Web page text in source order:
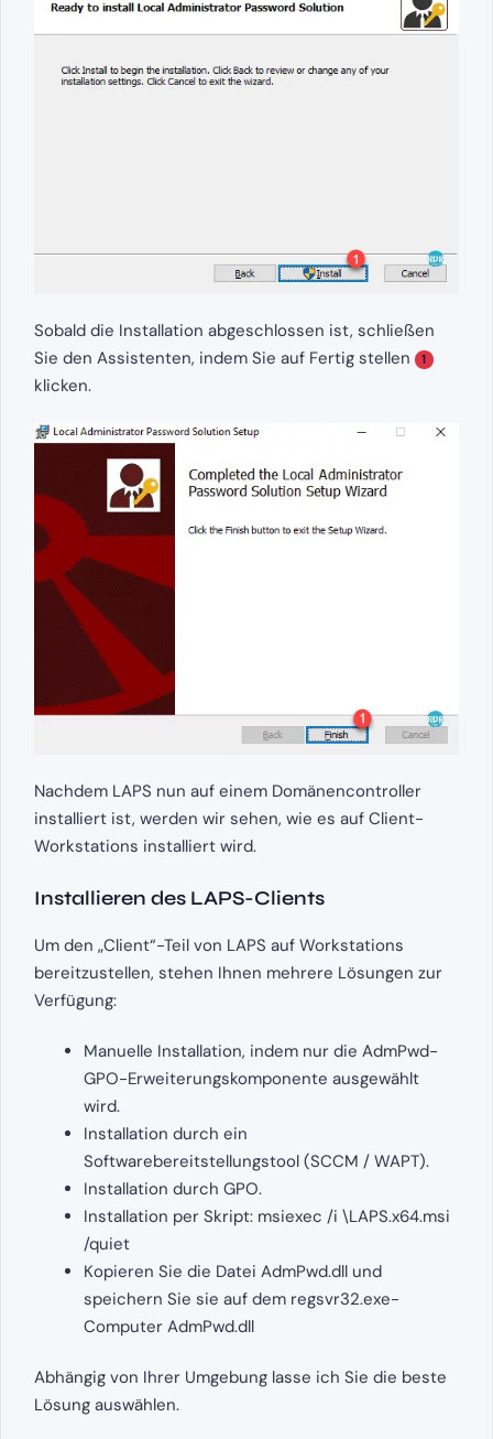
Sobald die Installation abgeschlossen ist, schließen
Sie den Assistenten, indem Sie auf Fertig stellen
1
klicken.
Nachdem LAPS nun auf einem Domänencontroller
installiert ist, werden wir sehen, wie es auf Client-
Workstations installiert wird.
Installieren des LAPS-Clients
Um den „Client“-Teil von LAPS auf Workstations
bereitzustellen, stehen Ihnen mehrere Lösungen zur
Verfügung:
Manuelle Installation, indem nur die AdmPwd-
GPO-Erweiterungskomponente ausgewählt
wird.
Installation durch ein
Softwarebereitstellungstool (SCCM / WAPT).
Installation durch GPO.
Installation per Skript: msiexec /i \LAPS.x64.msi
/quiet
Kopieren Sie die Datei AdmPwd.dll und
speichern Sie sie auf dem regsvr32.exe-
Computer AdmPwd.dll
Abhängig von Ihrer Umgebung lasse ich Sie die beste
Lösung auswählen.